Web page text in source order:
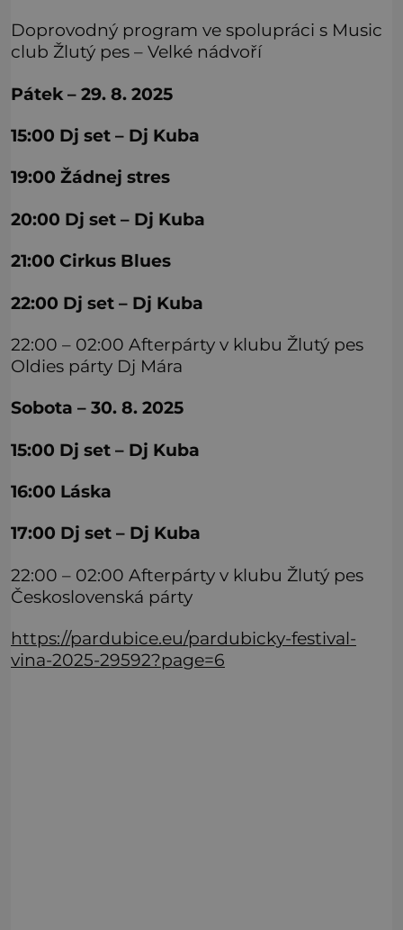
Doprovodný program ve spolupráci s Music
club Žlutý pes – Velké nádvoří
Pátek – 29. 8. 2025
15:00 Dj set – Dj Kuba
19:00 Žádnej stres
20:00 Dj set – Dj Kuba
21:00 Cirkus Blues
22:00 Dj set – Dj Kuba
22:00 – 02:00 Afterpárty v klubu Žlutý pes
Oldies párty Dj Mára
Sobota – 30. 8. 2025
15:00 Dj set – Dj Kuba
16:00 Láska
17:00 Dj set – Dj Kuba
22:00 – 02:00 Afterpárty v klubu Žlutý pes
Československá párty
https://pardubice.eu/pardubicky-festival-
vina-2025-29592?page=6